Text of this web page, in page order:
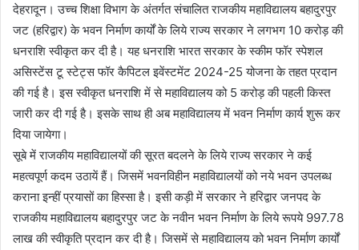
देहरादून। उच्च शिक्षा विभाग के अंतर्गत संचालित राजकीय महाविद्यालय बहादुरपुर
जट (हरिद्वार) के भवन निर्माण कार्यों के लिये राज्य सरकार ने लगभग 10 करोड़ की
धनराशि स्वीकृत कर दी है। यह धनराशि भारत सरकार के स्कीम फॉर स्पेशल
असिस्टेंस टू स्टेट्स फॉर कैपिटल इवेंस्टमेंट 2024-25 योजना के तहत प्रदान
की गई है। इस स्वीकृत धनराशि में से महाविद्यालय को 5 करोड़ की पहली किस्त
जारी कर दी गई है। इसके साथ ही अब महाविद्यालय में भवन निर्माण कार्य शुरू कर
दिया जायेगा।
सूबे में राजकीय महाविद्यालयों की सूरत बदलने के लिये राज्य सरकार ने कई
महत्वपूर्ण कदम उठायें हैं। जिसमें भवनविहीन महाविद्यालयों को नये भवन उपलब्ध
कराना इन्हीं प्रयासों का हिस्सा है। इसी कड़ी में सरकार ने हरिद्वार जनपद के
राजकीय महाविद्यालय बहादुरपुर जट के नवीन भवन निर्माण के लिये रूपये 997.78
लाख की स्वीकृति प्रदान कर दी है। जिसमें से महाविद्यालय को भवन निर्माण कार्यों